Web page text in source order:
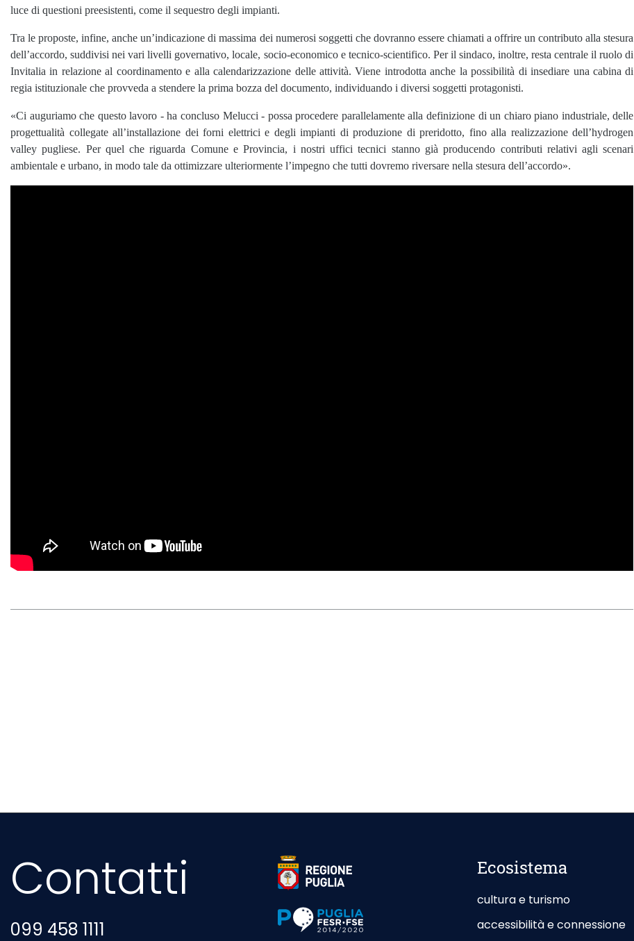
luce di questioni preesistenti, come il sequestro degli impianti.
Tra le proposte, infine, anche un’indicazione di massima dei numerosi soggetti che dovranno essere chiamati a offrire un contributo alla stesura
dell’accordo, suddivisi nei vari livelli governativo, locale, socio-economico e tecnico-scientifico. Per il sindaco, inoltre, resta centrale il ruolo di
Invitalia in relazione al coordinamento e alla calendarizzazione delle attività. Viene introdotta anche la possibilità di insediare una cabina di
regia istituzionale che provveda a stendere la prima bozza del documento, individuando i diversi soggetti protagonisti.
«Ci auguriamo che questo lavoro - ha concluso Melucci - possa procedere parallelamente alla definizione di un chiaro piano industriale, delle
progettualità collegate all’installazione dei forni elettrici e degli impianti di produzione di preridotto, fino alla realizzazione dell’hydrogen
valley pugliese. Per quel che riguarda Comune e Provincia, i nostri uffici tecnici stanno già producendo contributi relativi agli scenari
ambientale e urbano, in modo tale da ottimizzare ulteriormente l’impegno che tutti dovremo riversare nella stesura dell’accordo».
Contatti
099 458 1111
Sito esterno - Apertura in nuova scheda
Sito esterno - Apertura in nuova scheda
Ecosistema
cultura e turismo
accessibilità e connessione